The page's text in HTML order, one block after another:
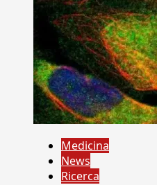
Medicina
News
Ricerca